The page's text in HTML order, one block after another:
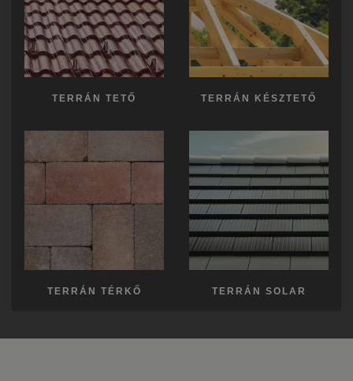
TERRÁN TETŐ TERRÁN KÉSZTETŐ
TERRÁN TÉRKŐ TERRÁN SOLAR